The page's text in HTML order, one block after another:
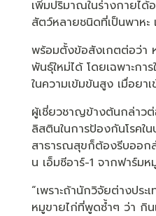
เพิ่มปริมาณในร่างกายได้
สัตว์หลายชนิดที่เป็นพาห
พร้อมตั้งข้อสังเกตต่อว่า
พันธุ์ใหม่ได้ โดยเฉพาะกา
ในความเข้มข้นสูง เมื่อย
ผู้เชี่ยวชาญข้างต้นกล่าว
ลิสตินในการป้องกันโรคใ
สาธารณสุขก็ต้องรีบออกส
น เอ็มซีอาร์-1 จากฟาร์มห
“เพราะถ้านักวิจัยต่างปร
หมูขายไก่ที่พูดซ้ำๆ ว่า กิ